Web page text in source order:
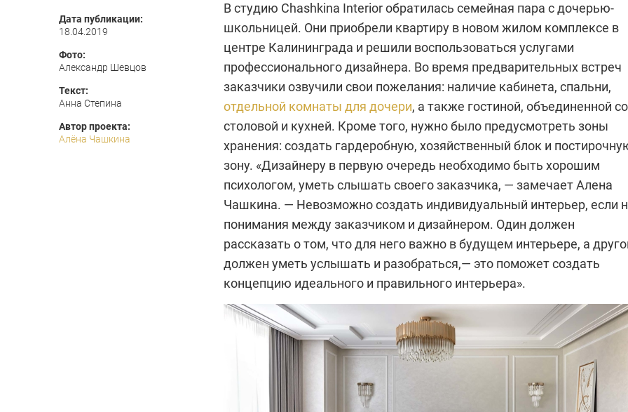
Дата публикации:
18.04.2019
Фото:
Александр Шевцов
Текст:
Анна Степина
Автор проекта:
Алёна Чашкина
В студию Сhashkina Interior обратилась семейная пара с дочерью-
школьницей. Они приобрели квартиру в новом жилом комплексе в
центре Калининграда и решили воспользоваться услугами
профессионального дизайнера. Во время предварительных встреч
заказчики озвучили свои пожелания: наличие кабинета, спальни,
отдельной комнаты для дочери, а также гостиной, объединенной со
столовой и кухней. Кроме того, нужно было предусмотреть зоны
хранения: создать гардеробную, хозяйственный блок и
зону. «Дизайнеру в первую очередь необходимо быть хорошим
психологом, уметь слышать своего заказчика, — замечает Алена
Чашкина. — Невозможно создать индивидуальный интерьер, если
понимания между заказчиком и дизайнером. Один должен
рассказать о том, что для него важно в будущем интерьере, а
должен уметь услышать и разобраться,— это поможет создать
концепцию идеального и правильного интерьера».